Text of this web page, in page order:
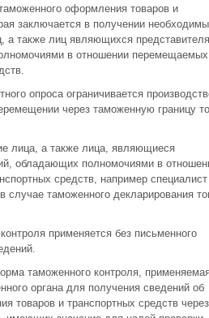
оформления товаров и
заключается в получении
а также лиц являющихся
в отношении перемещаемых
опроса ограничивается
через таможенную границу
лица, а также лица, являющиеся
обладающих полномочиями в
средств, например
таможенного декларирования
применяется без письменного
таможенного контроля,
органа для получения сведений об
товаров и транспортных средств через